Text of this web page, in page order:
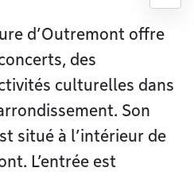
d’Outremont offre
des
culturelles dans
Son
situé à l’intérieur de
L’entrée est